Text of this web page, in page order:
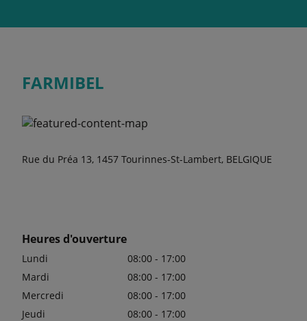
FARMIBEL
Rue du Préa 13, 1457 Tourinnes-St-Lambert, BELGIQUE
Heures d'ouverture
Lundi
08:00 - 17:00
Mardi
08:00 - 17:00
Mercredi
08:00 - 17:00
Jeudi
08:00 - 17:00